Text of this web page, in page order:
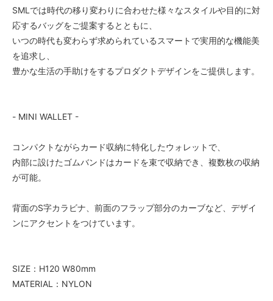
SMLでは時代の移り変わりに合わせた様々なスタイルや目的に対
応するバッグをご提案するとともに、
いつの時代も変わらず求められているスマートで実用的な機能美
を追求し、
豊かな生活の手助けをするプロダクトデザインをご提供します。
- MINI WALLET -
コンパクトながらカード収納に特化したウォレットで、
内部に設けたゴムバンドはカードを束で収納でき、複数枚の収納
が可能。
背面のS字カラビナ、前面のフラップ部分のカーブなど、デザイ
ンにアクセントをつけています。
SIZE：H120 W80mm
MATERIAL：NYLON